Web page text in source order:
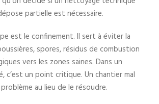
partielle est nécessaire.
est le confinement. Il sert à éviter la
spores, résidus de combustion
vers les zones saines. Dans un
c’est un point critique. Un chantier mal
au lieu de le résoudre.